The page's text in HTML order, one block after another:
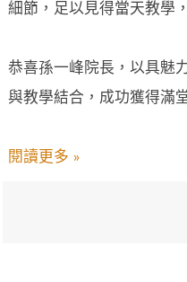
細節，足以見得當天教學
恭喜孫一峰院長，以具魅
與教學結合，成功獲得滿
閱讀更多 »